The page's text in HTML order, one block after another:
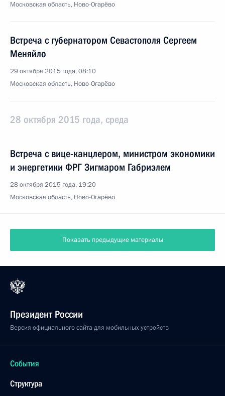
Московская область, Ново-Огарёво
Встреча с губернатором Севастополя Сергеем
Меняйло
29 октября 2015 года, 08:10
Московская область, Ново-Огарёво
28 октября 2015 года, среда
Встреча с вице-канцлером, министром экономики
и энергетики ФРГ Зигмаром Габриэлем
28 октября 2015 года, 19:20
Московская область, Ново-Огарёво
Показать предыдущие материалы
Президент России
Версия официального сайта для мобильных устройств
События
Структура